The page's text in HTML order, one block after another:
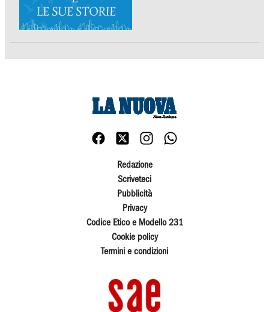
Redazione
Scriveteci
Pubblicità
Privacy
Codice Etico e Modello 231
Cookie policy
Termini e condizioni